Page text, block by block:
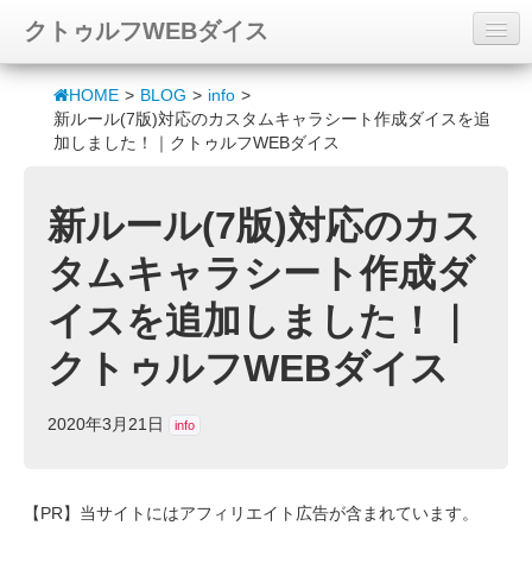
クトゥルフWEBダイス
ダイスロール
キャラシート作成
BLOG
FANBOX
HOME > BLOG > info >
新ルール(7版)対応のカスタムキャラシート作成ダイスを追
加しました！｜クトゥルフWEBダイス
新ルール(7版)対応のカス
タムキャラシート作成ダ
イスを追加しました！｜
クトゥルフWEBダイス
2020年3月21日 info
【PR】当サイトにはアフィリエイト広告が含まれています。